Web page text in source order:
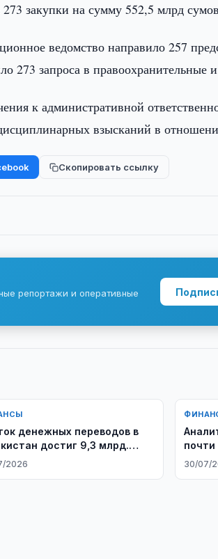
закупки на сумму 552,5 млрд
ведомство направило 257
273 запроса в правоохранительные
к административной
взысканий в
Скопировать ссылку
репортажи и оперативные
денежных переводов в
достиг 9,3 млрд.
2026
почти
30/07/